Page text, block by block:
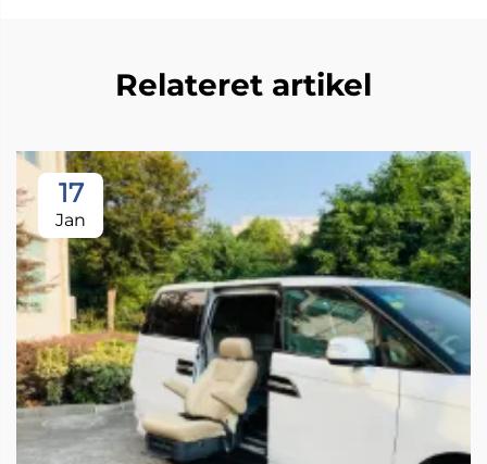
Relateret artikel
17
Jan